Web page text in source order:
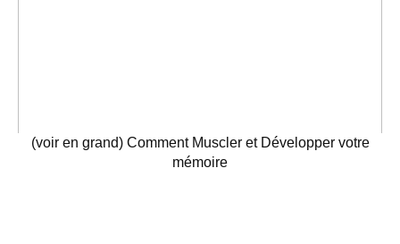
(voir en grand) Comment Muscler et Développer votre
mémoire